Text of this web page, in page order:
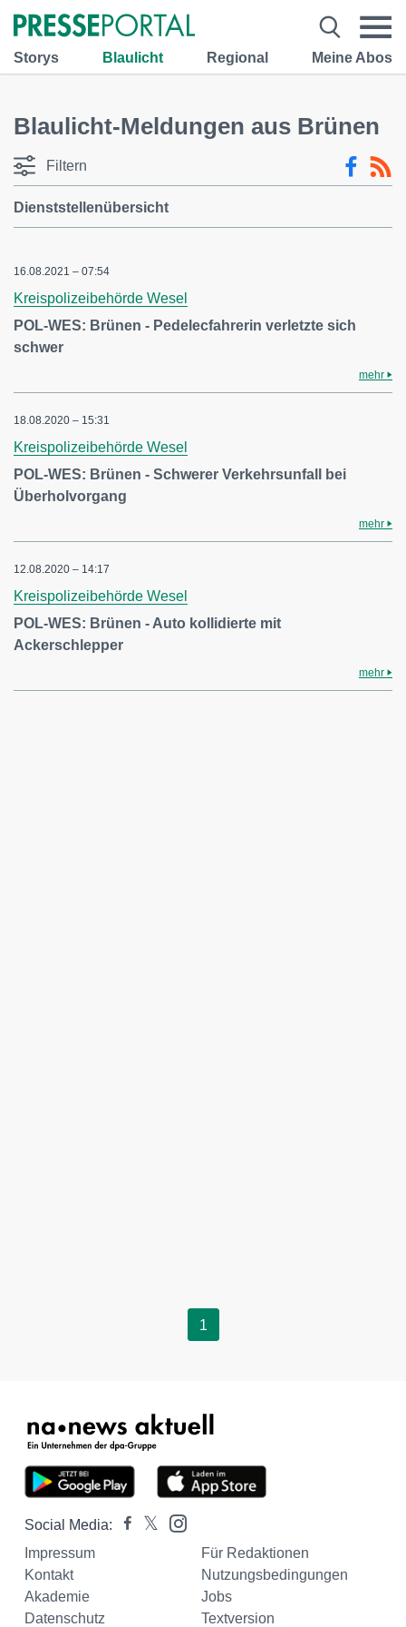
Storys Blaulicht Regional Meine Abos
Blaulicht-Meldungen aus Brünen
Filtern
Dienststellenübersicht
16.08.2021 – 07:54
Kreispolizeibehörde Wesel
POL-WES: Brünen - Pedelecfahrerin verletzte sich
schwer
mehr
18.08.2020 – 15:31
Kreispolizeibehörde Wesel
POL-WES: Brünen - Schwerer Verkehrsunfall bei
Überholvorgang
mehr
12.08.2020 – 14:17
Kreispolizeibehörde Wesel
POL-WES: Brünen - Auto kollidierte mit
Ackerschlepper
mehr
1
Social Media:
Impressum
Für Redaktionen
Kontakt
Nutzungsbedingungen
Akademie
Jobs
Datenschutz
Textversion